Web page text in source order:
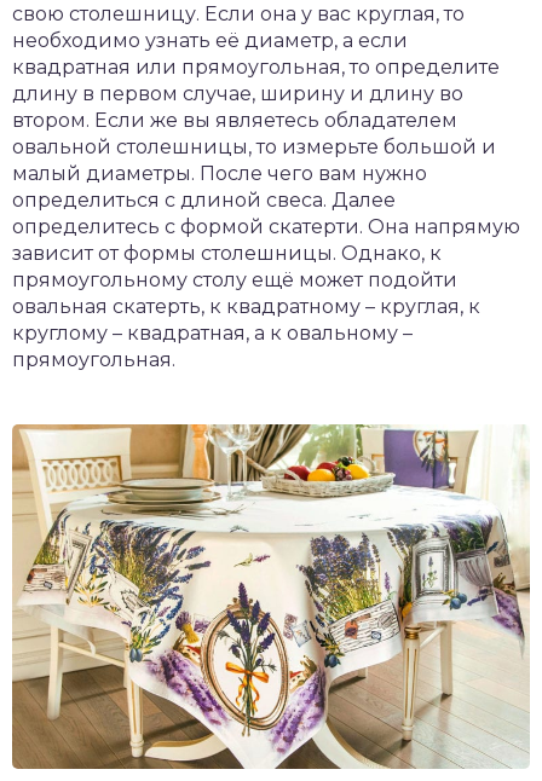
свою столешницу. Если она у вас круглая, то
необходимо узнать её диаметр, а если
квадратная или прямоугольная, то определите
длину в первом случае, ширину и длину во
втором. Если же вы являетесь обладателем
овальной столешницы, то измерьте большой и
малый диаметры. После чего вам нужно
определиться с длиной свеса. Далее
определитесь с формой скатерти. Она напрямую
зависит от формы столешницы. Однако, к
прямоугольному столу ещё может подойти
овальная скатерть, к квадратному – круглая, к
круглому – квадратная, а к овальному –
прямоугольная.